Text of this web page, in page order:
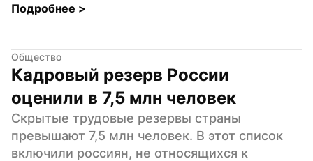
Подробнее >
Общество
Кадровый резерв России
оценили в 7,5 млн человек
Скрытые трудовые резервы страны
превышают 7,5 млн человек. В этот список
включили россиян, не относящихся к